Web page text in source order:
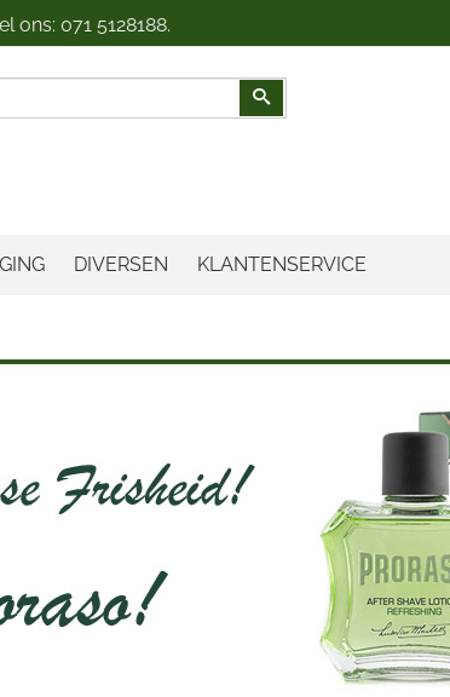
071 5128188.
Zoeken
DIVERSEN KLANTENSERVICE